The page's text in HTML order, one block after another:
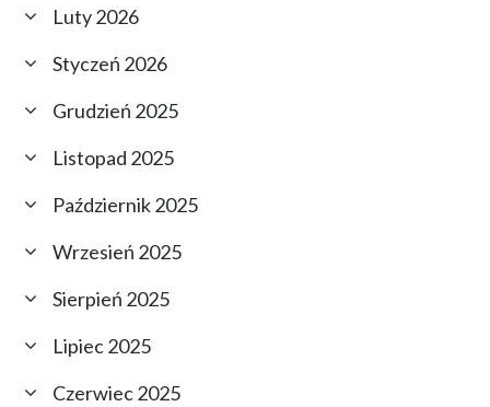
Luty 2026
Styczeń 2026
Grudzień 2025
Listopad 2025
Październik 2025
Wrzesień 2025
Sierpień 2025
Lipiec 2025
Czerwiec 2025